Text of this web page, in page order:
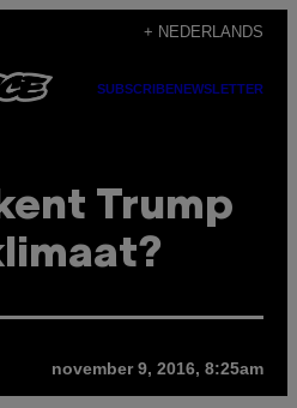
+ NEDERLANDS
SUBSCRIBENEWSLETTER
Trump
november 9, 2016, 8:25am